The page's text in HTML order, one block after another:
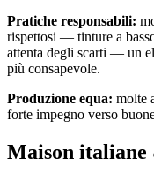
Pratiche responsabili:
rispettosi — tinture a
attenta degli scarti — un
più consapevole.
Produzione equa: molte
forte impegno verso
Maison